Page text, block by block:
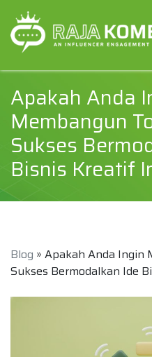
Apakah Anda
Membangun
Sukses
Bisnis Kreatif
Blog » Apakah Anda Ingin
Sukses Bermodalkan Ide